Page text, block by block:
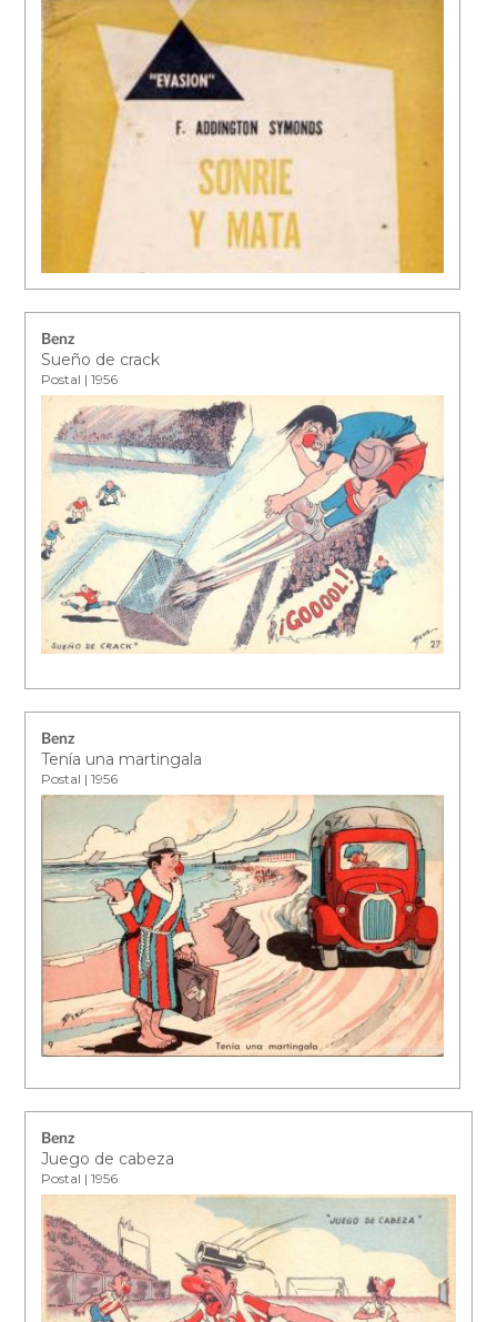
Benz
Sueño de crack
Postal | 1956
Benz
Tenía una martingala
Postal | 1956
Benz
Juego de cabeza
Postal | 1956